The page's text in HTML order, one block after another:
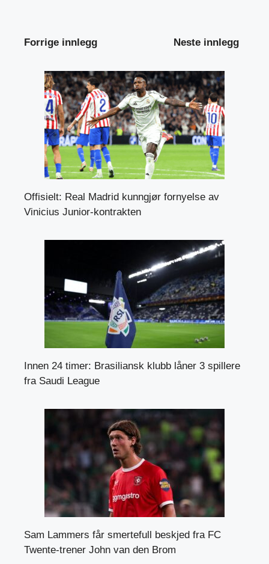
Forrige innlegg Neste innlegg
Offisielt: Real Madrid kunngjør fornyelse av
Vinicius Junior-kontrakten
Innen 24 timer: Brasiliansk klubb låner 3 spillere
fra Saudi League
Sam Lammers får smertefull beskjed fra FC
Twente-trener John van den Brom